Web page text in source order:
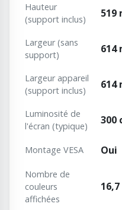
Hauteur
(support inclus)
519
Largeur (sans
support)
614
Largeur appareil
(support inclus)
614
Luminosité de
l'écran (typique)
300
Montage VESA Oui
Nombre de
couleurs
affichées